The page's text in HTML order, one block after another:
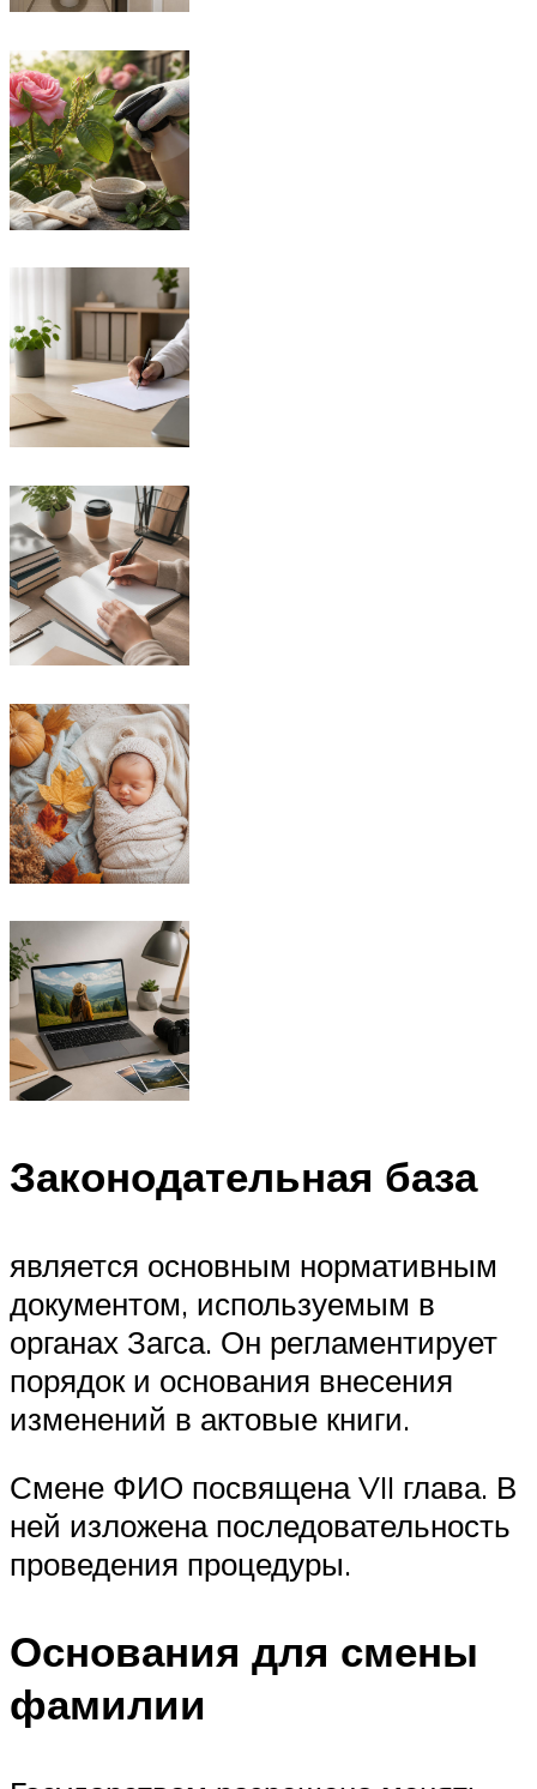
Законодательная база
является основным нормативным
документом, используемым в
органах Загса. Он регламентирует
порядок и основания внесения
изменений в актовые книги.
Смене ФИО посвящена VII глава. В
ней изложена последовательность
проведения процедуры.
Основания для смены
фамилии